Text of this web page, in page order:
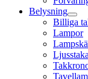
Belysning
Billiga
Lampor